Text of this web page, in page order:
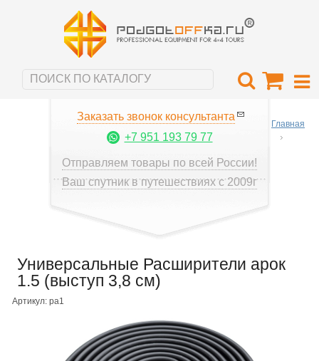
Заказать звонок консультанта
+7 951 193 79 77
Отправляем товары по всей России!
Ваш спутник в путешествиях с 2009г
Главная
Универсальные Расширители арок
1.5 (выступ 3,8 см)
Артикул: ра1